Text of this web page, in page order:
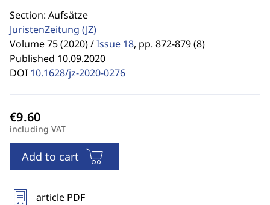
Section: Aufsätze
JuristenZeitung (JZ)
Volume 75 (2020) /Issue 18, pp. 872-879 (8)
Published 10.09.2020
DOI 10.1628/jz-2020-0276
including VAT
Add to cart
article PDF